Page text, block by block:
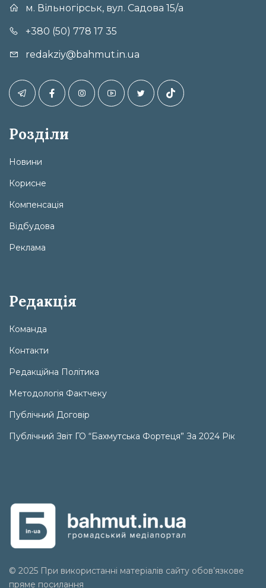
м. Вільногірськ, вул. Садова 15/а
+380 (50) 778 17 35
redakziy@bahmut.in.ua
Розділи
Новини
Корисне
Компенсація
Відбудова
Реклама
Редакція
Команда
Контакти
Редакційна Політика
Методологія Фактчеку
Публічний Договір
Публічний Звіт ГО “Бахмутська Фортеця” За 2024 Рік
© 2025 При використанні матеріалів сайту обов’язкове
пряме посилання